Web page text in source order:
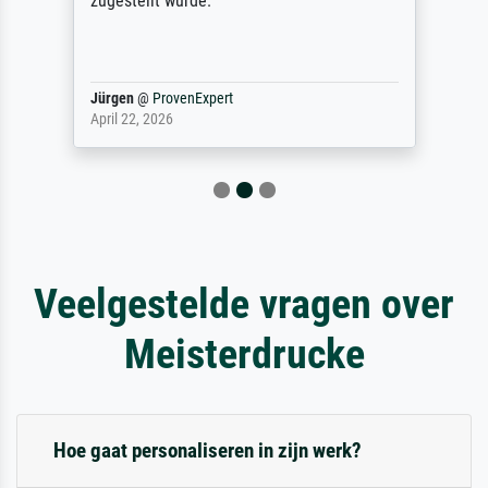
Jürgen@ ProvenExpert
April 22, 2026
Veelgestelde vragen over
Meisterdrucke
Hoe gaat personaliseren in zijn werk?